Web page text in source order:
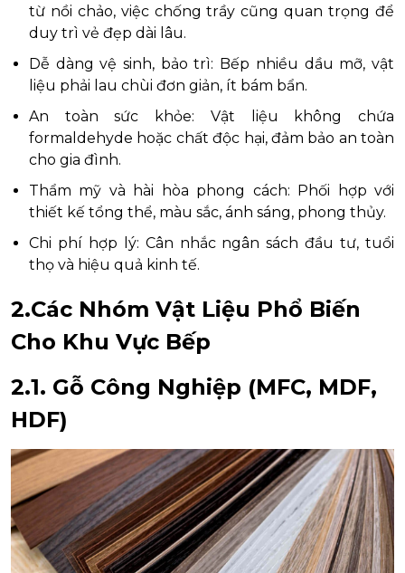
từ nồi chảo, việc chống trầy cũng quan trọng để
duy trì vẻ đẹp dài lâu.
Dễ dàng vệ sinh, bảo trì: Bếp nhiều dầu mỡ, vật
liệu phải lau chùi đơn giản, ít bám bẩn.
An toàn sức khỏe: Vật liệu không chứa
formaldehyde hoặc chất độc hại, đảm bảo an toàn
cho gia đình.
Thẩm mỹ và hài hòa phong cách: Phối hợp với
thiết kế tổng thể, màu sắc, ánh sáng, phong thủy.
Chi phí hợp lý: Cân nhắc ngân sách đầu tư, tuổi
thọ và hiệu quả kinh tế.
2.Các Nhóm Vật Liệu Phổ Biến
Cho Khu Vực Bếp
2.1. Gỗ Công Nghiệp (MFC, MDF,
HDF)